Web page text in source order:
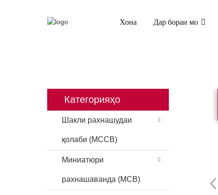
Хона Дар бораи мо
Категорияҳо
Шакли рахнашудаи
қолаби (MCCB)
Миниатюри
рахнашаванда (MCB)